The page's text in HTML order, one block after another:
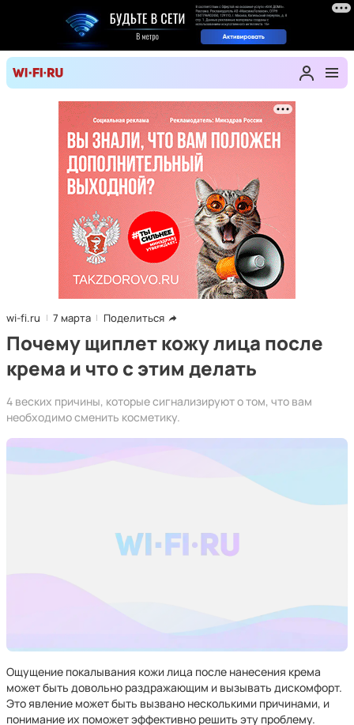
wi-fi.ru 7 марта Поделиться
Почему щиплет кожу лица после
крема и что с этим делать
4 веских причины, которые сигнализируют о том, что вам
необходимо сменить косметику.
Ощущение покалывания кожи лица после нанесения крема
может быть довольно раздражающим и вызывать дискомфорт.
Это явление может быть вызвано несколькими причинами, и
понимание их поможет эффективно решить эту проблему.